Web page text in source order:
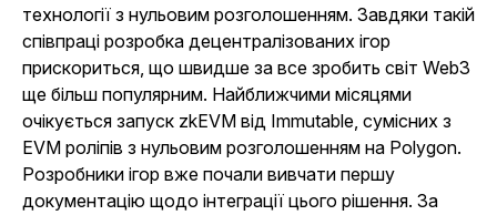
технології з нульовим розголошенням. Завдяки такій
співпраці розробка децентралізованих ігор
прискориться, що швидше за все зробить світ Web3
ще більш популярним. Найближчими місяцями
очікується запуск zkEVM від Immutable, сумісних з
EVM роліпів з нульовим розголошенням на Polygon.
Розробники ігор вже почали вивчати першу
документацію щодо інтеграції цього рішення. За